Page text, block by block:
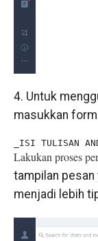
4. Untuk
masukkan
_ISI TULISAN
Lakukan proses
tampilan pesan
menjadi lebih